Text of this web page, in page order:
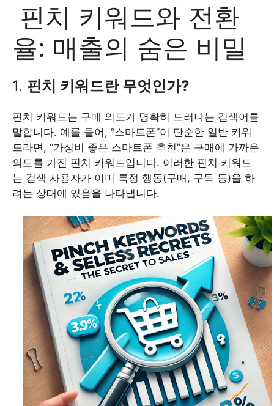
핀치 키워드와 전환
율: 매출의 숨은 비밀
1. 핀치 키워드란 무엇인가?
핀치 키워드는 구매 의도가 명확히 드러나는 검색어를
말합니다. 예를 들어, “스마트폰”이 단순한 일반 키워
드라면, “가성비 좋은 스마트폰 추천”은 구매에 가까운
의도를 가진 핀치 키워드입니다. 이러한 핀치 키워드
는 검색 사용자가 이미 특정 행동(구매, 구독 등)을 하
려는 상태에 있음을 나타냅니다.